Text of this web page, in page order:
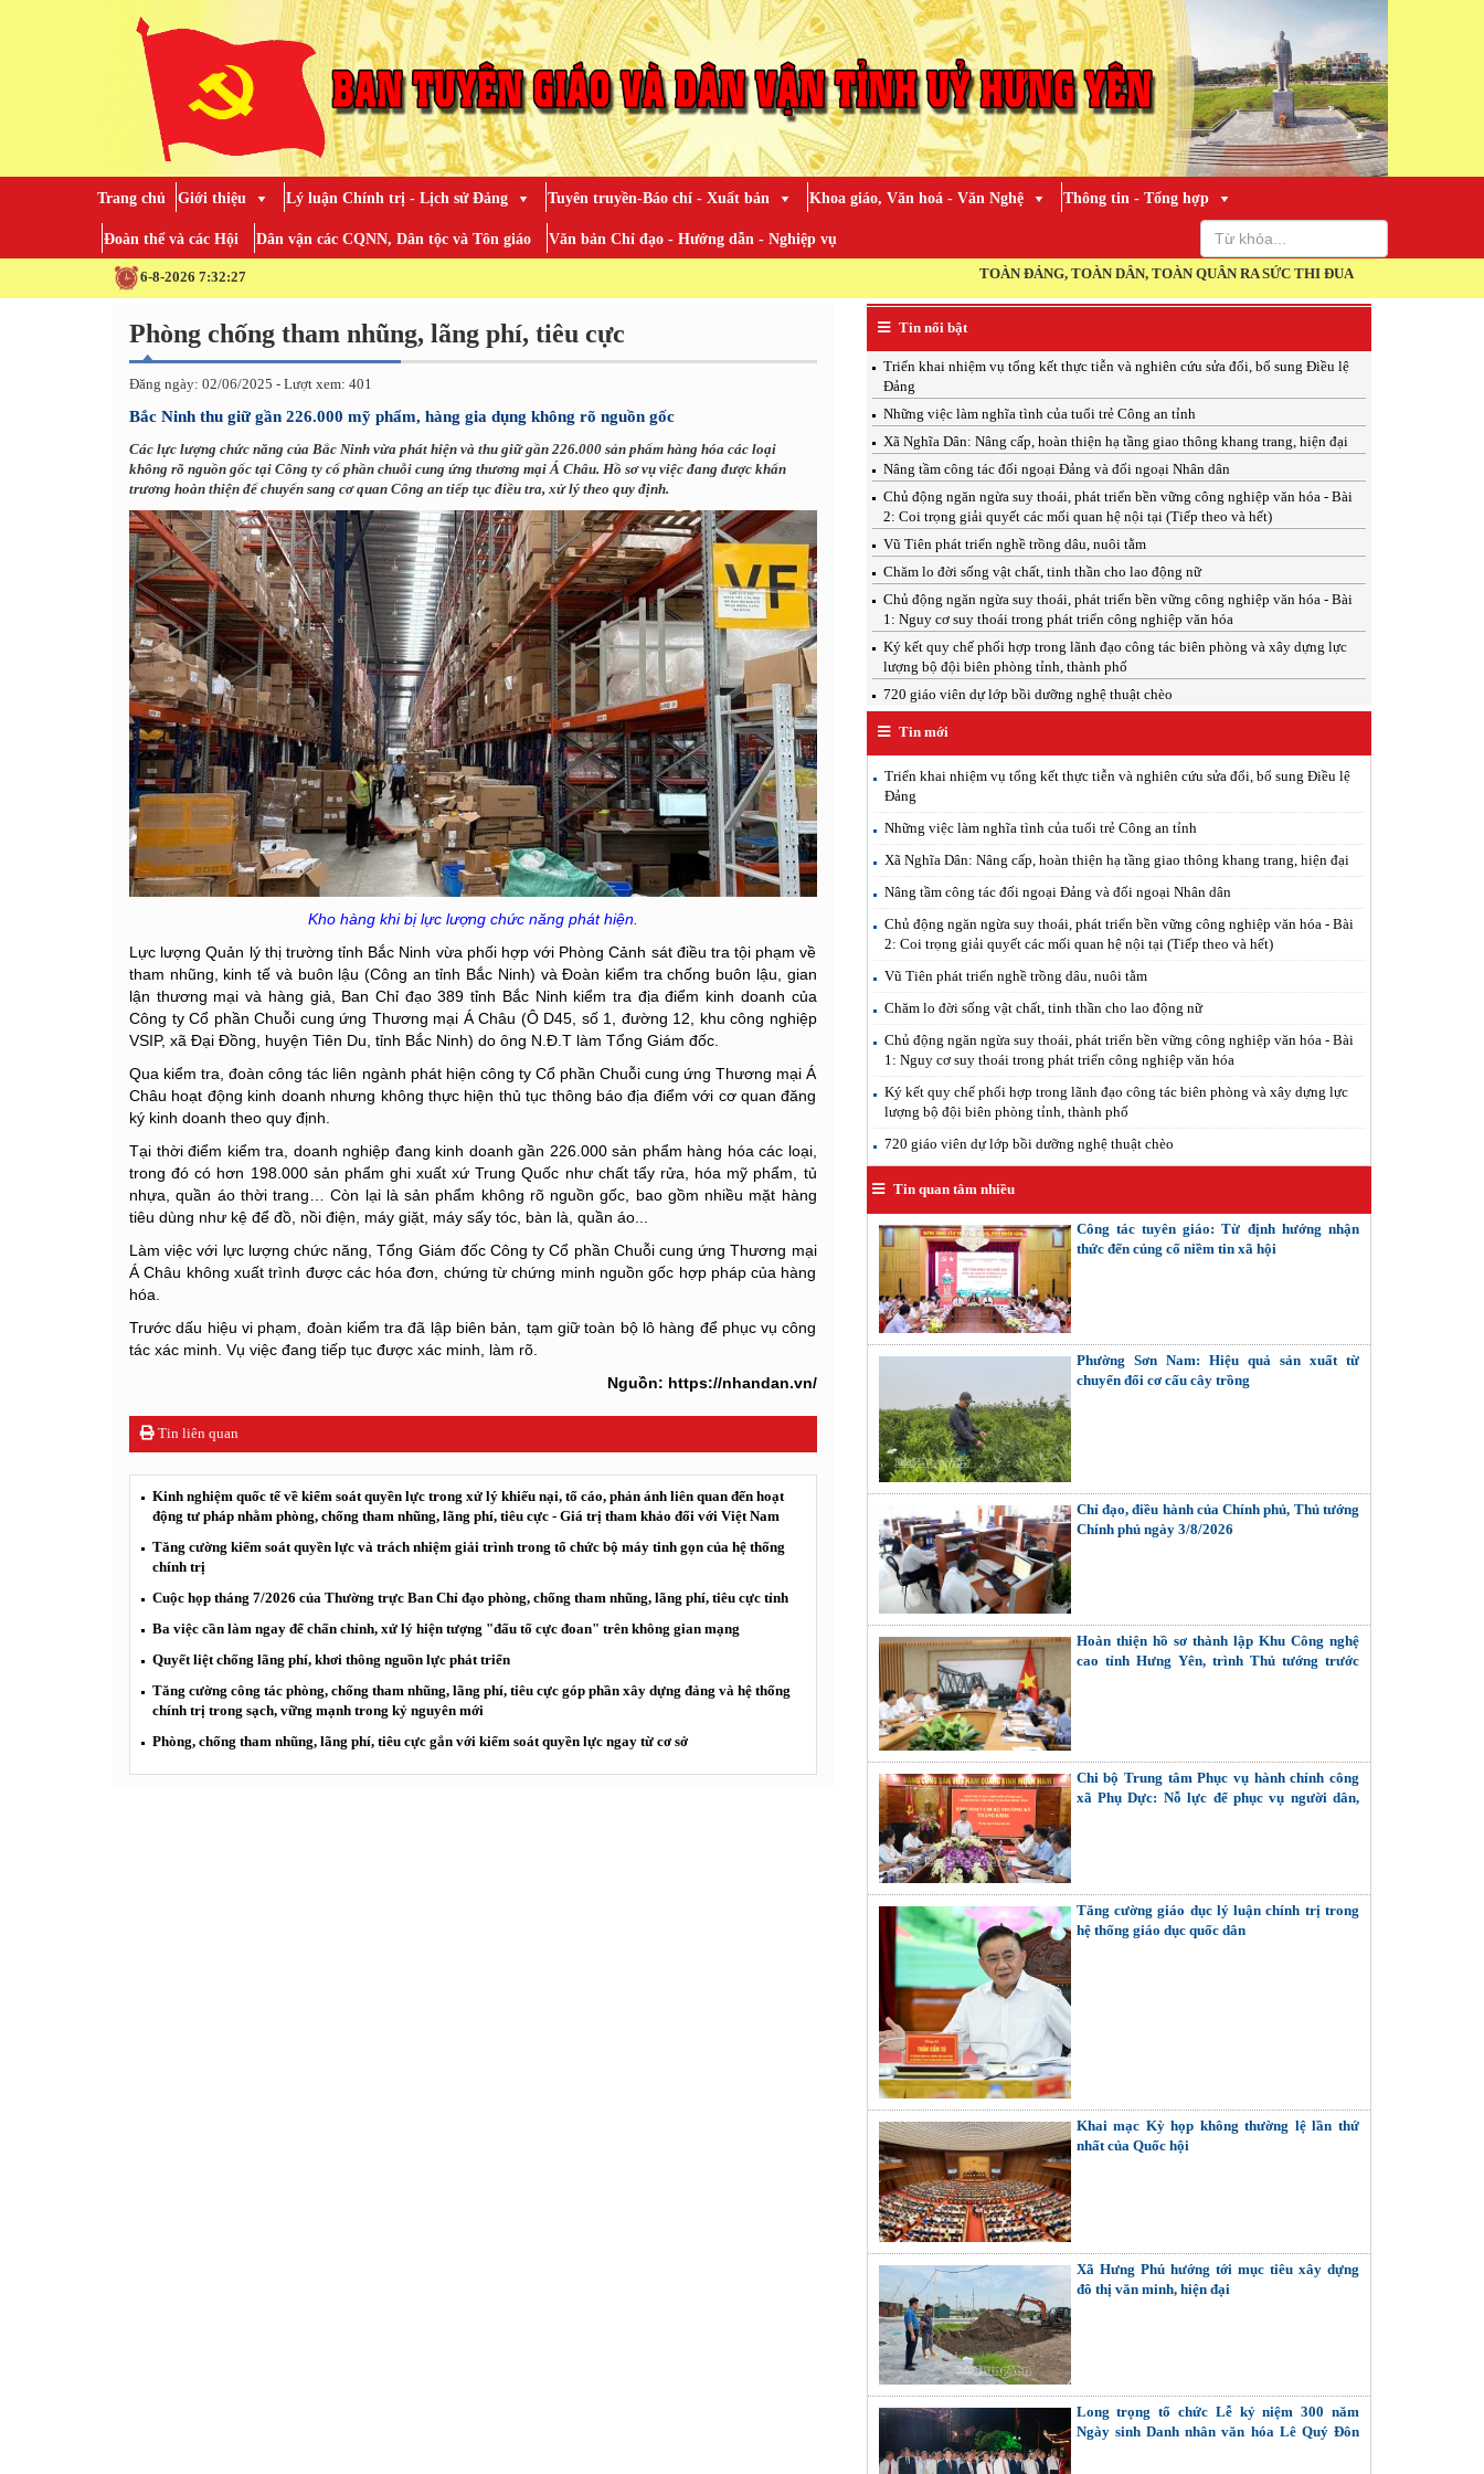
Trang chủ Giới thiệu Lý luận Chính trị - Lịch sử Đảng Tuyên truyền-Báo chí - Xuất bản Khoa giáo, Văn hoá - Văn Nghệ Thông tin - Tổng hợp
Đoàn thể và các Hội Dân vận các CQNN, Dân tộc và Tôn giáo Văn bản Chỉ đạo - Hướng dẫn - Nghiệp vụ
6-8-2026 7:32:28 TOÀN ĐẢNG, TOÀN DÂN, TOÀN QUÂN RA SỨC THI ĐUA THỰC HIỆN THẮNG LỢI
Phòng chống tham nhũng, lãng phí, tiêu cực
Đăng ngày: 02/06/2025 - Lượt xem: 401
Bắc Ninh thu giữ gần 226.000 mỹ phẩm, hàng gia dụng không rõ nguồn gốc
Các lực lượng chức năng của Bắc Ninh vừa phát hiện và thu giữ gần 226.000 sản phẩm hàng hóa các loại
không rõ nguồn gốc tại Công ty cổ phần chuỗi cung ứng thương mại Á Châu. Hồ sơ vụ việc đang được khẩn
trương hoàn thiện để chuyển sang cơ quan Công an tiếp tục điều tra, xử lý theo quy định.
Kho hàng khi bị lực lượng chức năng phát hiện.
Lực lượng Quản lý thị trường tỉnh Bắc Ninh vừa phối hợp với Phòng Cảnh sát điều tra tội phạm về
tham nhũng, kinh tế và buôn lậu (Công an tỉnh Bắc Ninh) và Đoàn kiểm tra chống buôn lậu, gian
lận thương mại và hàng giả, Ban Chỉ đạo 389 tỉnh Bắc Ninh kiểm tra địa điểm kinh doanh của
Công ty Cổ phần Chuỗi cung ứng Thương mại Á Châu (Ô D45, số 1, đường 12, khu công nghiệp
VSIP, xã Đại Đồng, huyện Tiên Du, tỉnh Bắc Ninh) do ông N.Đ.T làm Tổng Giám đốc.
Qua kiểm tra, đoàn công tác liên ngành phát hiện công ty Cổ phần Chuỗi cung ứng Thương mại Á
Châu hoạt động kinh doanh nhưng không thực hiện thủ tục thông báo địa điểm với cơ quan đăng
ký kinh doanh theo quy định.
Tại thời điểm kiểm tra, doanh nghiệp đang kinh doanh gần 226.000 sản phẩm hàng hóa các loại,
trong đó có hơn 198.000 sản phẩm ghi xuất xứ Trung Quốc như chất tẩy rửa, hóa mỹ phẩm, tủ
nhựa, quần áo thời trang… Còn lại là sản phẩm không rõ nguồn gốc, bao gồm nhiều mặt hàng
tiêu dùng như kệ để đồ, nồi điện, máy giặt, máy sấy tóc, bàn là, quần áo...
Làm việc với lực lượng chức năng, Tổng Giám đốc Công ty Cổ phần Chuỗi cung ứng Thương mại
Á Châu không xuất trình được các hóa đơn, chứng từ chứng minh nguồn gốc hợp pháp của hàng
hóa.
Trước dấu hiệu vi phạm, đoàn kiểm tra đã lập biên bản, tạm giữ toàn bộ lô hàng để phục vụ công
tác xác minh. Vụ việc đang tiếp tục được xác minh, làm rõ.
Nguồn: https://nhandan.vn/
Tin liên quan
Kinh nghiệm quốc tế về kiểm soát quyền lực trong xử lý khiếu nại, tố cáo, phản ánh liên quan đến hoạt
động tư pháp nhằm phòng, chống tham nhũng, lãng phí, tiêu cực - Giá trị tham khảo đối với Việt Nam
Tăng cường kiểm soát quyền lực và trách nhiệm giải trình trong tổ chức bộ máy tinh gọn của hệ thống
chính trị
Cuộc họp tháng 7/2026 của Thường trực Ban Chỉ đạo phòng, chống tham nhũng, lãng phí, tiêu cực tỉnh
Ba việc cần làm ngay để chấn chỉnh, xử lý hiện tượng "đấu tố cực đoan" trên không gian mạng
Quyết liệt chống lãng phí, khơi thông nguồn lực phát triển
Tăng cường công tác phòng, chống tham nhũng, lãng phí, tiêu cực góp phần xây dựng đảng và hệ thống
chính trị trong sạch, vững mạnh trong kỷ nguyên mới
Phòng, chống tham nhũng, lãng phí, tiêu cực gắn với kiểm soát quyền lực ngay từ cơ sở
Tin nổi bật
Triển khai nhiệm vụ tổng kết thực tiễn và nghiên cứu sửa đổi, bổ sung Điều lệ
Đảng
Những việc làm nghĩa tình của tuổi trẻ Công an tỉnh
Xã Nghĩa Dân: Nâng cấp, hoàn thiện hạ tầng giao thông khang trang, hiện đại
Nâng tầm công tác đối ngoại Đảng và đối ngoại Nhân dân
Chủ động ngăn ngừa suy thoái, phát triển bền vững công nghiệp văn hóa - Bài
2: Coi trọng giải quyết các mối quan hệ nội tại (Tiếp theo và hết)
Vũ Tiên phát triển nghề trồng dâu, nuôi tằm
Chăm lo đời sống vật chất, tinh thần cho lao động nữ
Chủ động ngăn ngừa suy thoái, phát triển bền vững công nghiệp văn hóa - Bài
1: Nguy cơ suy thoái trong phát triển công nghiệp văn hóa
Ký kết quy chế phối hợp trong lãnh đạo công tác biên phòng và xây dựng lực
lượng bộ đội biên phòng tỉnh, thành phố
720 giáo viên dự lớp bồi dưỡng nghệ thuật chèo
Tin mới
Triển khai nhiệm vụ tổng kết thực tiễn và nghiên cứu sửa đổi, bổ sung Điều lệ
Đảng
Những việc làm nghĩa tình của tuổi trẻ Công an tỉnh
Xã Nghĩa Dân: Nâng cấp, hoàn thiện hạ tầng giao thông khang trang, hiện đại
Nâng tầm công tác đối ngoại Đảng và đối ngoại Nhân dân
Chủ động ngăn ngừa suy thoái, phát triển bền vững công nghiệp văn hóa - Bài
2: Coi trọng giải quyết các mối quan hệ nội tại (Tiếp theo và hết)
Vũ Tiên phát triển nghề trồng dâu, nuôi tằm
Chăm lo đời sống vật chất, tinh thần cho lao động nữ
Chủ động ngăn ngừa suy thoái, phát triển bền vững công nghiệp văn hóa - Bài
1: Nguy cơ suy thoái trong phát triển công nghiệp văn hóa
Ký kết quy chế phối hợp trong lãnh đạo công tác biên phòng và xây dựng lực
lượng bộ đội biên phòng tỉnh, thành phố
720 giáo viên dự lớp bồi dưỡng nghệ thuật chèo
Tin quan tâm nhiều
Công tác tuyên giáo: Từ định hướng nhận
thức đến củng cố niềm tin xã hội
Phường Sơn Nam: Hiệu quả sản xuất từ
chuyển đổi cơ cấu cây trồng
Chỉ đạo, điều hành của Chính phủ, Thủ tướng
Chính phủ ngày 3/8/2026
Hoàn thiện hồ sơ thành lập Khu Công nghệ
cao tỉnh Hưng Yên, trình Thủ tướng trước
Chi bộ Trung tâm Phục vụ hành chính công
xã Phụ Dực: Nỗ lực để phục vụ người dân,
Tăng cường giáo dục lý luận chính trị trong
hệ thống giáo dục quốc dân
Khai mạc Kỳ họp không thường lệ lần thứ
nhất của Quốc hội
Xã Hưng Phú hướng tới mục tiêu xây dựng
đô thị văn minh, hiện đại
Long trọng tổ chức Lễ kỷ niệm 300 năm
Ngày sinh Danh nhân văn hóa Lê Quý Đôn